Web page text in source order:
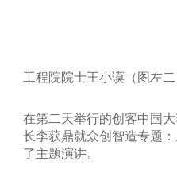
工程院院士王小谟（图左
在第二天举行的创客中国
长李获鼎就众创智造专题
了主题演讲。